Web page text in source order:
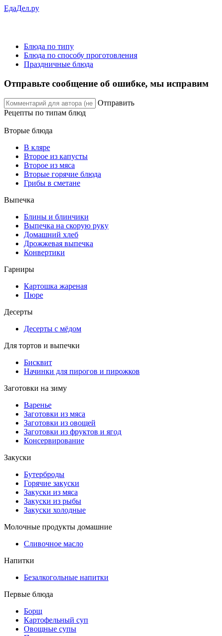
ЕдаДел.ру
Блюда по типу
Блюда по способу проготовления
Праздничные блюда
Отправьте сообщение об ошибке, мы исправим
Отправить
Рецепты по типам блюд
Вторые блюда
В кляре
Второе из капусты
Второе из мяса
Вторые горячие блюда
Грибы в сметане
Выпечка
Блины и блинчики
Выпечка на скорую руку
Домашний хлеб
Дрожжевая выпечка
Конвертики
Гарниры
Картошка жареная
Пюре
Десерты
Десерты с мёдом
Для тортов и выпечки
Бисквит
Начинки для пирогов и пирожков
Заготовки на зиму
Варенье
Заготовки из мяса
Заготовки из овощей
Заготовки из фруктов и ягод
Консервирование
Закуски
Бутерброды
Горячие закуски
Закуски из мяса
Закуски из рыбы
Закуски холодные
Молочные продукты домашние
Сливочное масло
Напитки
Безалкогольные напитки
Первые блюда
Борщ
Картофельный суп
Овощные супы